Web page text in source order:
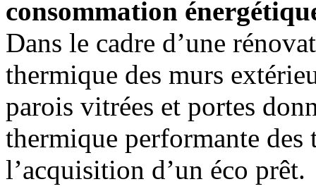
consommation
Dans le cadre d’une
thermique des murs
parois vitrées et portes
thermique performante
l’acquisition d’un éco prêt.